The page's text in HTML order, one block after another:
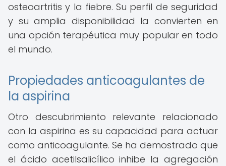
osteoartritis y la fiebre. Su perfil de seguridad
y su amplia disponibilidad la convierten en
una opción terapéutica muy popular en todo
el mundo.
Propiedades anticoagulantes de
la aspirina
Otro descubrimiento relevante relacionado
con la aspirina es su capacidad para actuar
como anticoagulante. Se ha demostrado que
el ácido acetilsalicílico inhibe la agregación